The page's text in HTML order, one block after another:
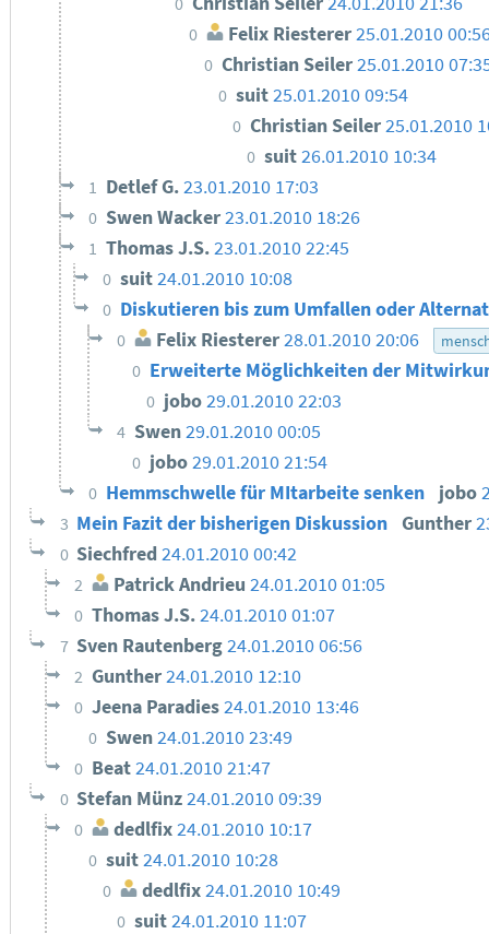
0 Felix Riesterer25.01.2010
0 Christian Seiler25.01.2010
0 suit25.01.2010 09:54
0 Christian Seiler25.01.2010
0 suit26.01.2010 10:34
1 Detlef G.23.01.2010 17:03
0 Swen Wacker23.01.2010 18:26
1 Thomas J.S.23.01.2010 22:45
0 suit24.01.2010 10:08
0 Diskutieren bis zum Umfallen oder
0 Felix Riesterer28.01.2010 20:06
0 Erweiterte Möglichkeiten der
0 jobo29.01.2010 22:03
4 Swen29.01.2010 00:05
0 jobo29.01.2010 21:54
0 Hemmschwelle für MItarbeite senken jobo
3 Mein Fazit der bisherigen Diskussion Gunther
0 Siechfred24.01.2010 00:42
2 Patrick Andrieu 24.01.2010 01:05
0 Thomas J.S.24.01.2010 01:07
7 Sven Rautenberg24.01.2010 06:56
2 Gunther24.01.2010 12:10
0 Jeena Paradies24.01.2010 13:46
0 Swen24.01.2010 23:49
0 Beat24.01.2010 21:47
0 Stefan Münz24.01.2010 09:39
0 dedlfix 24.01.2010 10:17
0 suit24.01.2010 10:28
0 dedlfix24.01.2010 10:49
0 suit24.01.2010 11:07